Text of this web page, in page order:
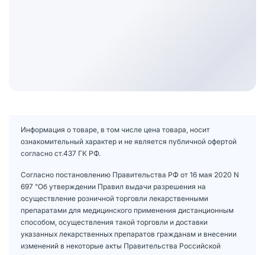
Информация о товаре, в том числе цена товара, носит
ознакомительный характер и не является публичной офертой
согласно ст.437 ГК РФ.
Согласно постановлению Правительства РФ от 16 мая 2020 N
697 "Об утверждении Правил выдачи разрешения на
осуществление розничной торговли лекарственными
препаратами для медицинского применения дистанционным
способом, осуществления такой торговли и доставки
указанных лекарственных препаратов гражданам и внесении
изменений в некоторые акты Правительства Российской